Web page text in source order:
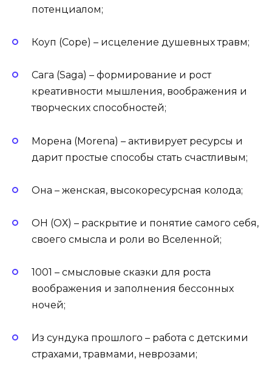
потенциалом;
Коуп (Cope) – исцеление душевных травм;
Сага (Saga) – формирование и рост
креативности мышления, воображения и
творческих способностей;
Морена (Morena) – активирует ресурсы и
дарит простые способы стать счастливым;
Она – женская, высокоресурсная колода;
OH (ОХ) – раскрытие и понятие самого себя,
своего смысла и роли во Вселенной;
1001 – смысловые сказки для роста
воображения и заполнения бессонных
ночей;
Из сундука прошлого – работа с детскими
страхами, травмами, неврозами;